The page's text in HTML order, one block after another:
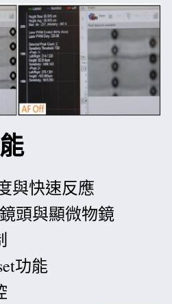
與快速反應
頭與顯微物鏡
功能